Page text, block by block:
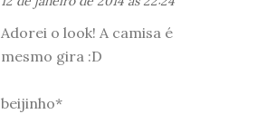
Adorei o look! A camisa é
mesmo gira :D
beijinho*